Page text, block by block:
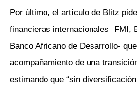
Por último, el artículo de Blitz
financieras internacionales -FMI,
Banco Africano de Desarrollo-
acompañamiento de una
estimando que “sin